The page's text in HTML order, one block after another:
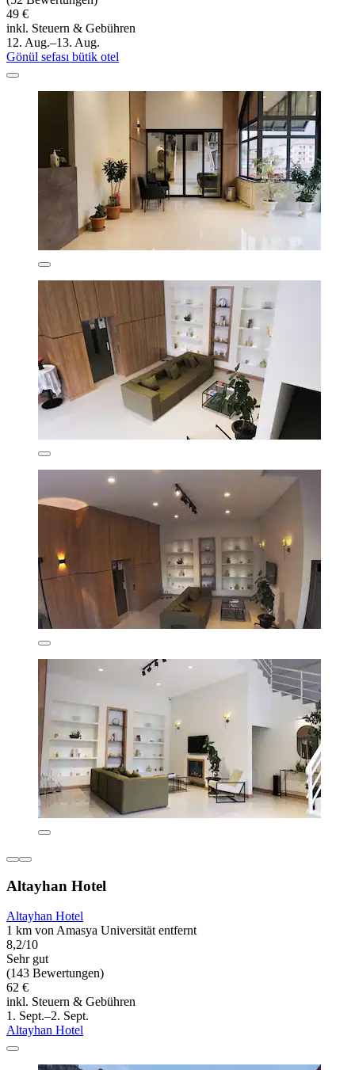
49 €
inkl. Steuern & Gebühren
12. Aug.–13. Aug.
Gönül sefası bütik otel
Altayhan Hotel
Altayhan Hotel
1 km von Amasya Universität entfernt
8,2/10
Sehr gut
(143 Bewertungen)
62 €
inkl. Steuern & Gebühren
1. Sept.–2. Sept.
Altayhan Hotel